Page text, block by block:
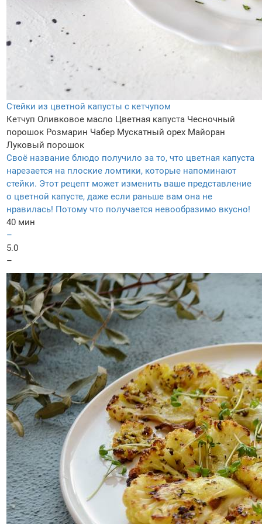
Стейки из цветной капусты с кетчупом
Кетчуп Оливковое масло Цветная капуста Чесночный
порошок Розмарин Чабер Мускатный орех Майоран
Луковый порошок
Своё название блюдо получило за то, что цветная капуста
нарезается на плоские ломтики, которые напоминают
стейки. Этот рецепт может изменить ваше представление
о цветной капусте, даже если раньше вам она не
нравилась! Потому что получается невообразимо вкусно!
40 мин
–
5.0
–